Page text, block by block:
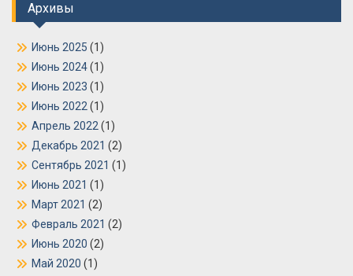
Архивы
Июнь 2025 (1)
Июнь 2024(1)
Июнь 2023 (1)
Июнь 2022 (1)
Апрель 2022 (1)
Декабрь 2021 (2)
Сентябрь 2021 (1)
Июнь 2021 (1)
Март 2021 (2)
Февраль 2021 (2)
Июнь 2020 (2)
Май 2020 (1)